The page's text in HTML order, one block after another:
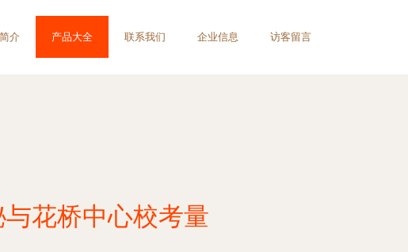
介 产品大全 联系我们 企业信息 访客留言
花桥中心校考量